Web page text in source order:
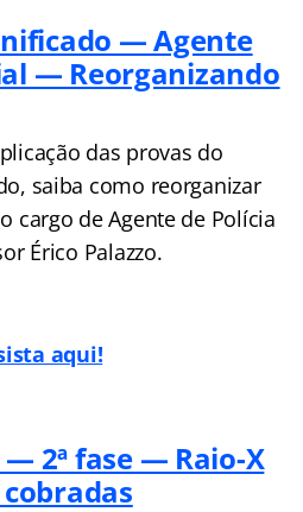
— Agente
— Reorganizando
das provas do
saiba como reorganizar
cargo de Agente de Polícia
Érico Palazzo.
aqui!
— 2ª fase — Raio-X